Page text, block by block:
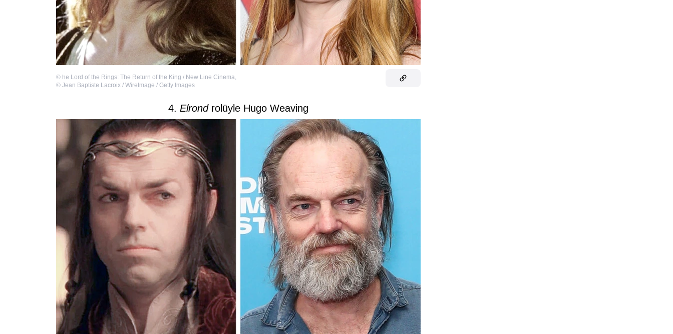
© he Lord of the Rings: The Return of the King / New Line Cinema,
© Jean Baptiste Lacroix / WireImage / Getty Images
4. Elrond rolüyle Hugo Weaving